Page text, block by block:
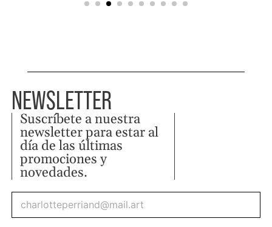
NEWSLETTER
Suscríbete a nuestra
newsletter para estar al
día de las últimas
promociones y
novedades.